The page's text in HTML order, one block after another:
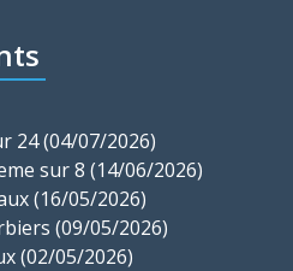
24 (04/07/2026)
sur 8 (14/06/2026)
(16/05/2026)
(09/05/2026)
(02/05/2026)